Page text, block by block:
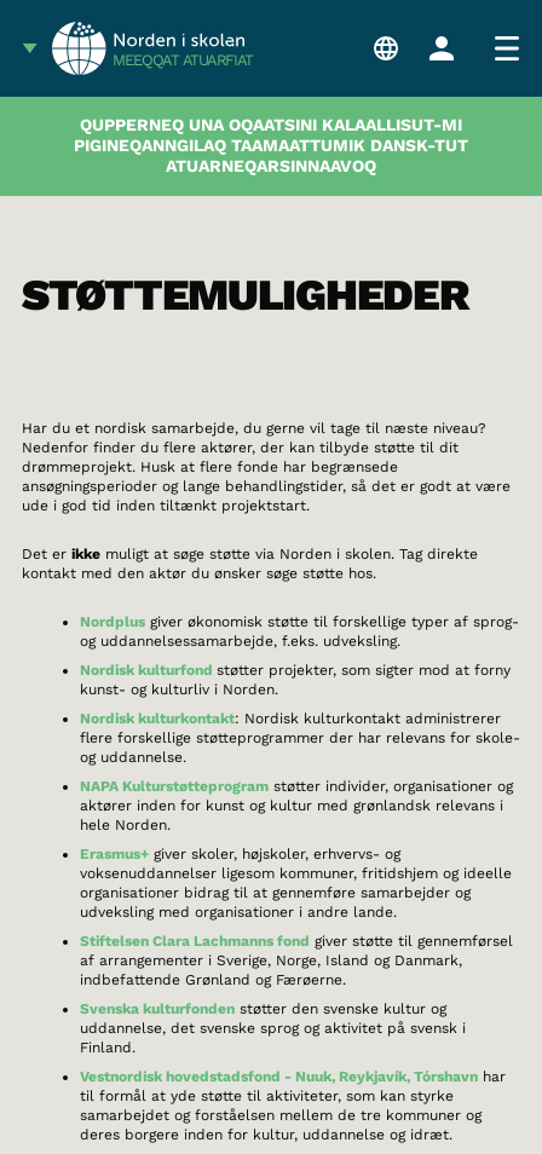
MEEQQAT ATUARFIAT
QUPPERNEQ UNA OQAATSINI KALAALLISUT-MI
PIGINEQANNGILAQ TAAMAATTUMIK DANSK-TUT
ATUARNEQARSINNAAVOQ
STØTTEMULIGHEDER
Har du et nordisk samarbejde, du gerne vil tage til næste niveau?
Nedenfor finder du flere aktører, der kan tilbyde støtte til dit
drømmeprojekt. Husk at flere fonde har begrænsede
ansøgningsperioder og lange behandlingstider, så det er godt at være
ude i god tid inden tiltænkt projektstart.
Det er ikkemuligt at søge støtte via Norden i skolen. Tag direkte
kontakt med den aktør du ønsker søge støtte hos.
Nordplusgiver økonomisk støtte til forskellige typer af sprog-
og uddannelsessamarbejde, f.eks.udveksling.
Nordisk kulturfond støtter projekter, som sigter mod at forny
kunst- og kulturliv i Norden.
Nordisk kulturkontakt: Nordisk kulturkontakt administrerer
flere forskellige støtteprogrammer der har relevans for skole-
og uddannelse.
NAPA Kulturstøtteprogramstøtter individer, organisationer og
aktører inden for kunst og kultur med grønlandsk relevans i
hele Norden.
Erasmus+giver skoler, højskoler, erhvervs- og
voksenuddannelser ligesom kommuner, fritidshjem og ideelle
organisationer bidrag til at gennemføre samarbejder og
udveksling med organisationer i andre lande.
Stiftelsen Clara Lachmanns fond giver støtte til gennemførsel
af arrangementer i Sverige, Norge, Island og Danmark,
indbefattende Grønland og Færøerne.
Svenska kulturfondenstøtter den svenske kultur og
uddannelse, det svenske sprog og aktivitet på svensk i
Finland.
Vestnordisk hovedstadsfond - Nuuk, Reykjavík, Tórshavnhar
til formål at yde støtte til aktiviteter, som kan styrke
samarbejdet og forståelsen mellem de tre kommuner og
deres borgere inden for kultur, uddannelse og idræt.